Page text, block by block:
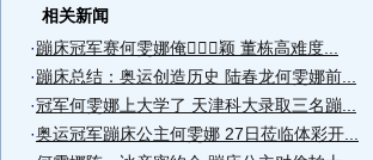
相关新闻
·蹦床冠军赛何雯娜俺７⒒颖 董栋高难度...
·蹦床总结：奥运创造历史 陆春龙何雯娜前...
·冠军何雯娜上大学了 天津科大录取三名蹦...
·奥运冠军蹦床公主何雯娜 27日莅临体彩开...